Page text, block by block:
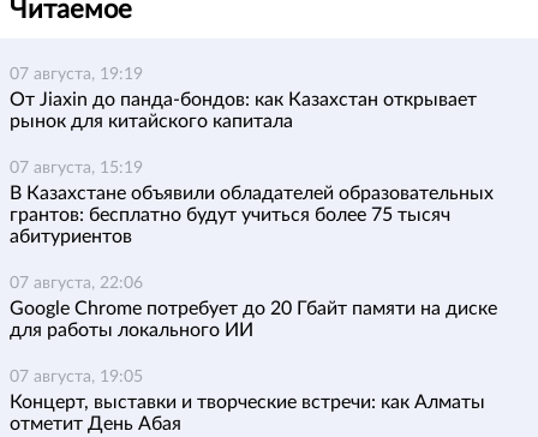
Читаемое
07 августа, 19:19
От Jiaxin до панда-бондов: как Казахстан открывает
рынок для китайского капитала
07 августа, 15:19
В Казахстане объявили обладателей образовательных
грантов: бесплатно будут учиться более 75 тысяч
абитуриентов
07 августа, 22:06
Google Chrome потребует до 20 Гбайт памяти на диске
для работы локального ИИ
07 августа, 19:05
Концерт, выставки и творческие встречи: как Алматы
отметит День Абая